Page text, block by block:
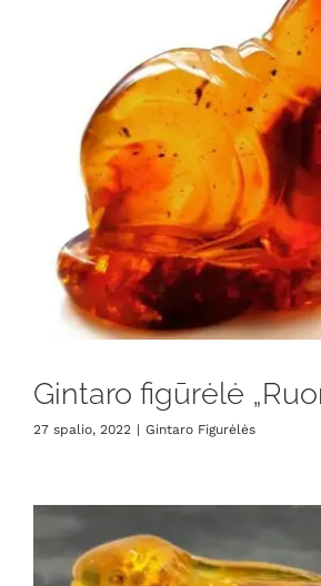
Gintaro figūrėlė
27 spalio, 2022 | Gintaro Figurėlės